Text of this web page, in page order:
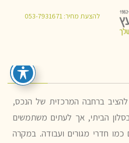
להצעת מחיר:053-7931671
לבית או לעסק?
להציב ברחבה המרכזית של הנכס,
הביתי, אך לעתים משתמשים
כמו חדרי מגורים ועבודה. במקרה